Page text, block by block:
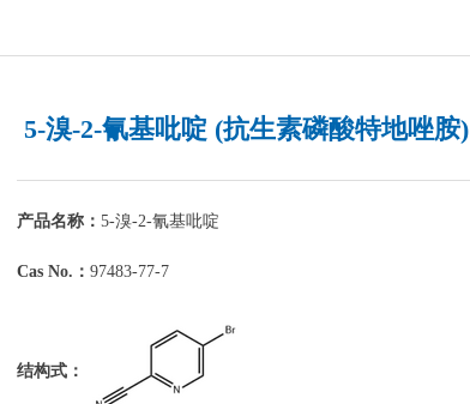
5-溴-2-氰基吡啶 (抗生素磷酸特地唑胺)
产品名称： 5-溴-2-氰基吡啶
Cas No.： 97483-77-7
结构式：